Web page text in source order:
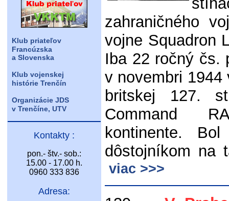
Klub priateľov
Francúzska
a Slovenska
Klub vojenskej
histórie Trenčín
Organizácie JDS
v Trenčíne, UTV
Kontakty :
pon.- štv.- sob.:
15.00 - 17.00 h.
0960 333 836
Adresa:
zahraničného
vojne Squadron
Iba 22 ročný čs.
v novembri
britskej 127.
Command
kontinente.
dôstojníkom na
viac >>>